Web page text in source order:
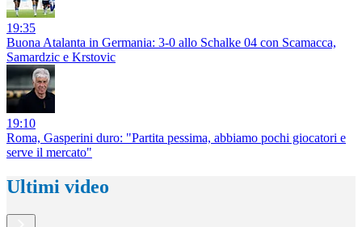
19:35
Buona Atalanta in Germania: 3-0 allo Schalke 04 con Scamacca,
Samardzic e Krstovic
19:10
Roma, Gasperini duro: "Partita pessima, abbiamo pochi giocatori e
serve il mercato"
Ultimi video